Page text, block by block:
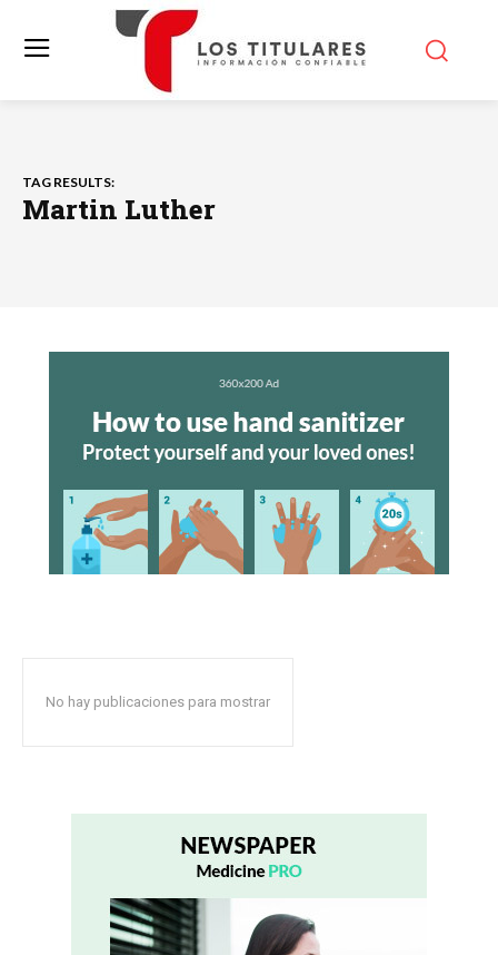
TAG RESULTS:
Martin Luther
No hay publicaciones para mostrar